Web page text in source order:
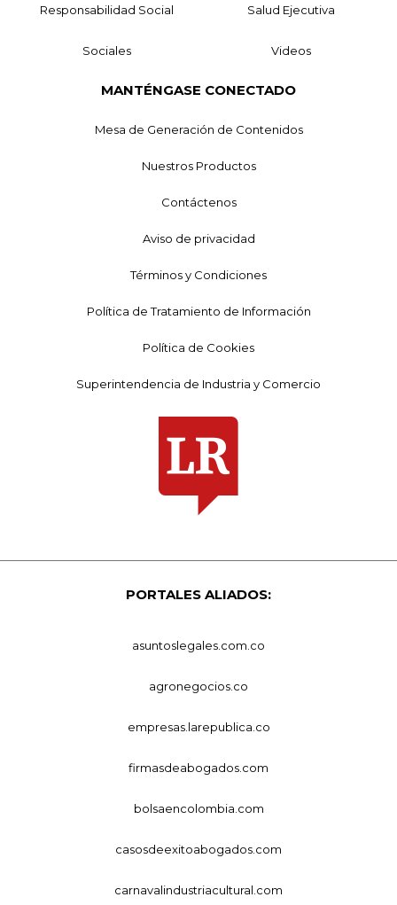
Responsabilidad Social Salud Ejecutiva
Sociales Videos
MANTÉNGASE CONECTADO
Mesa de Generación de Contenidos
Nuestros Productos
Contáctenos
Aviso de privacidad
Términos y Condiciones
Política de Tratamiento de Información
Política de Cookies
Superintendencia de Industria y Comercio
PORTALES ALIADOS:
asuntoslegales.com.co
agronegocios.co
empresas.larepublica.co
firmasdeabogados.com
bolsaencolombia.com
casosdeexitoabogados.com
carnavalindustriacultural.com